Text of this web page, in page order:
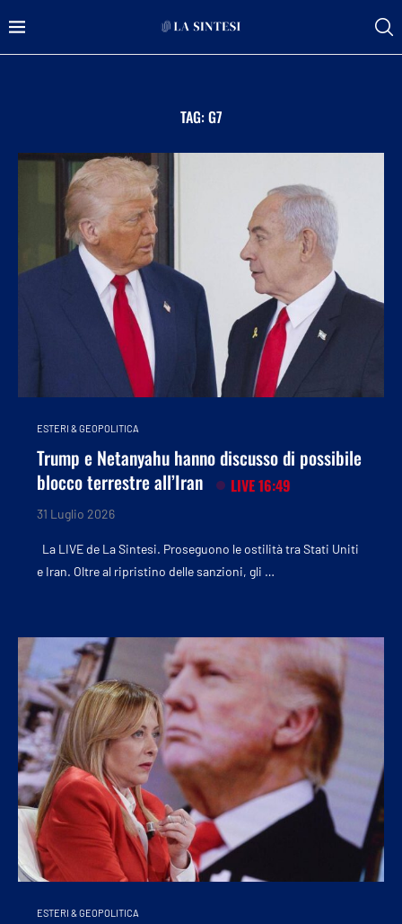
TAG:G7
ESTERI & GEOPOLITICA
Trump e Netanyahu hanno discusso di possibile
blocco terrestre all’Iran
LIVE 16:49
31 Luglio 2026
La LIVE de La Sintesi. Proseguono le ostilità tra Stati Uniti
e Iran. Oltre al ripristino delle sanzioni, gli …
ESTERI & GEOPOLITICA